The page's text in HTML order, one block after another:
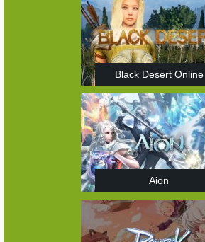
Black Desert Online
Aion